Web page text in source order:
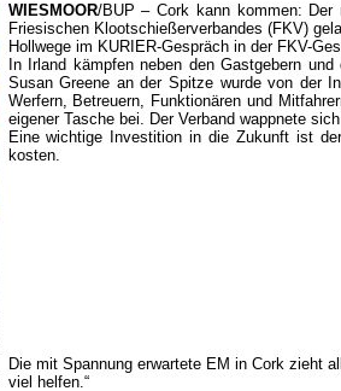
WIESMOOR/BUP – Cork kann kommen: Der
Friesischen Klootschießerverbandes (FKV)
Hollwege im KURIER-Gespräch in der FKV-
In Irland kämpfen neben den Gastgebern
Susan Greene an der Spitze wurde von der
Werfern, Betreuern, Funktionären und
eigener Tasche bei. Der Verband wappnete
Eine wichtige Investition in die Zukunft ist
kosten.
Die mit Spannung erwartete EM in Cork zieht
viel helfen.“